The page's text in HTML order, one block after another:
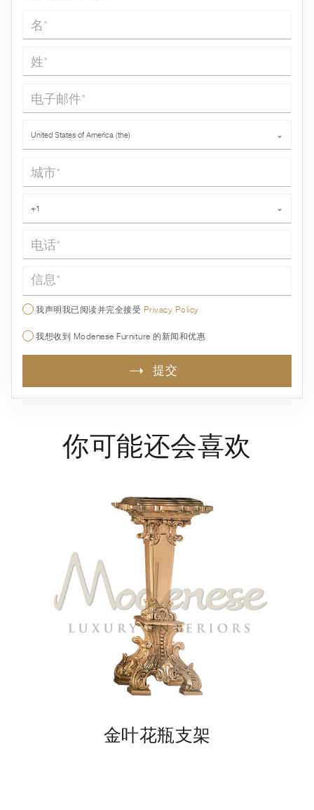
名*
姓*
电子邮件*
United States of America (the) ⌄
城市*
+1 ⌄
信息*
我声明我已阅读并完全接受 Privacy Policy
我想收到 Modenese Furniture 的新闻和优惠
提交
你可能还会喜欢
金叶花瓶支架